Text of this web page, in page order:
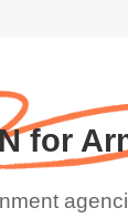
for